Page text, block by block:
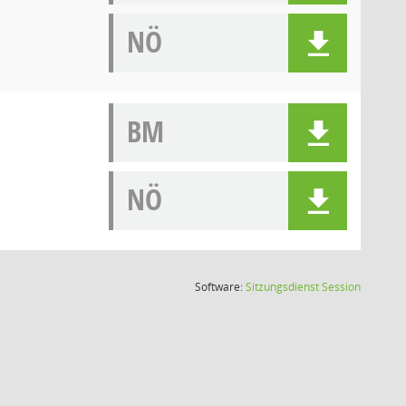
NÖ
BM
NÖ
Software:SitzungsdienstSession(Wird in